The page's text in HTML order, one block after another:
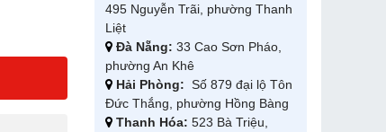
495 Nguyễn Trãi, phường Thanh
Liệt
Đà Nẵng: 33 Cao Sơn Pháo,
phường An Khê
Hải Phòng: Số 879 đại lộ Tôn
Đức Thắng, phường Hồng Bàng
Thanh Hóa: 523 Bà Triệu,